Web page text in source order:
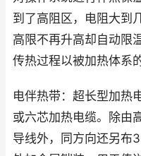
到了高阻区，电阻大到
高限不再升高却自动限
传热过程以被加热体系
电伴热带：超长型加热
或六芯加热电缆。除由
导线外，同方向还另布